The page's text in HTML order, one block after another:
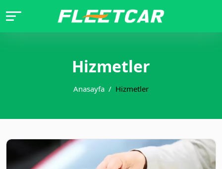
Hizmetler
Anasayfa Hizmetler